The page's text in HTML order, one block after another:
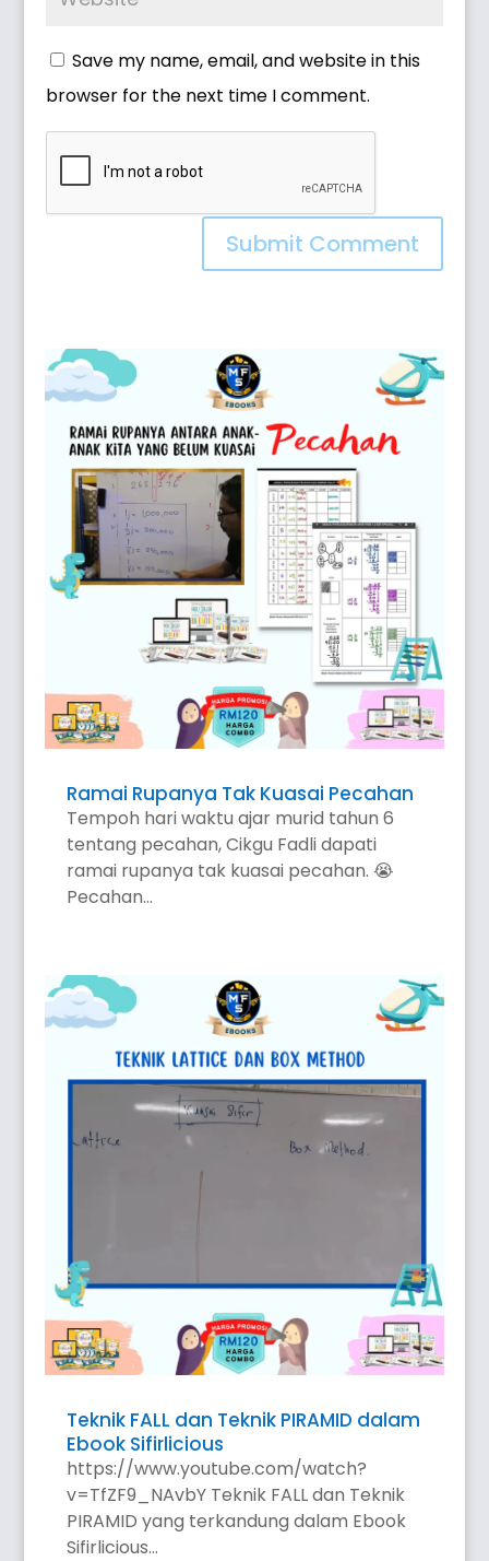
Save my name, email, and website in this
browser for the next time I comment.
Submit Comment
Ramai Rupanya Tak Kuasai Pecahan
Tempoh hari waktu ajar murid tahun 6
tentang pecahan, Cikgu Fadli dapati
ramai rupanya tak kuasai pecahan. 😭
Pecahan...
Teknik FALL dan Teknik PIRAMID dalam
Ebook Sifirlicious
https://www.youtube.com/watch?
v=TfZF9_NAvbY Teknik FALL dan Teknik
PIRAMID yang terkandung dalam Ebook
Sifirlicious...